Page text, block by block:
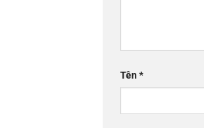
Tên*